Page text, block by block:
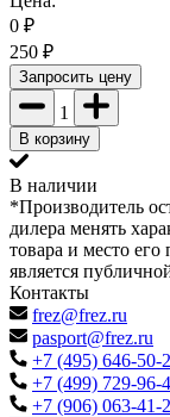
0 ₽
250 ₽
Запросить цену
1
В корзину
В наличии
*Производитель
дилера менять
товара и место
является
Контакты
frez@frez.ru
pasport@frez.ru
+7 (495) 646-50-
+7 (499) 729-96-
+7 (906) 063-41-